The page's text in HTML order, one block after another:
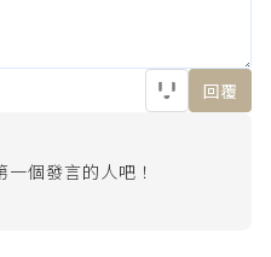
回覆
個發言的人吧！